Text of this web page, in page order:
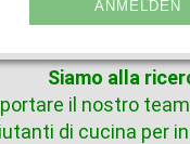
Siamo alla
il nostro
di cucina per